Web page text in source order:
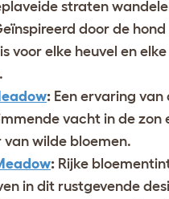
straten
door de hond
voor elke heuvel en elke
: Een ervaring van
vacht in de zon
van wilde bloemen.
: Rijke
in dit rustgevende